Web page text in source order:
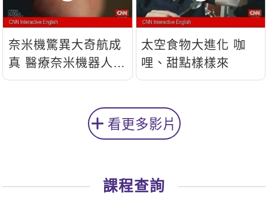
奈米機驚異大奇航成
真 醫療奈米機器人問
世
太空食物大進化 咖
哩、甜點樣樣來
看更多影片
課程查詢